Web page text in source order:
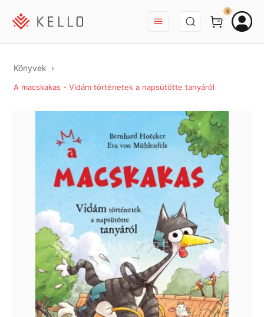
BEJELENTKEZÉS
0
Könyvek
A macskakas - Vidám történetek a napsütötte tanyáról